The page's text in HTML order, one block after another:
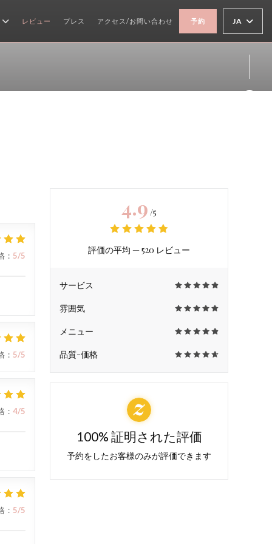
レビュー プレス アクセス/お問い合わせ 予約 JA
: 5/5
: 5/5
: 4/5
: 5/5
4.9 /5
評価の平均 —520 レビュー
サービス
雰囲気
メニュー
品質-価格
100% 証明された評価
予約をしたお客様のみが評価できます